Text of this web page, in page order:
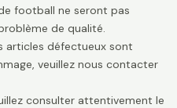
football ne seront pas
de qualité.
articles défectueux sont
veuillez nous contacter
consulter attentivement le